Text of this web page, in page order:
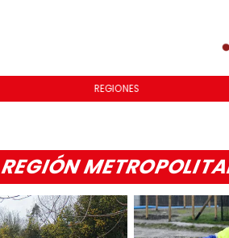
REGIONES
REGIÓN